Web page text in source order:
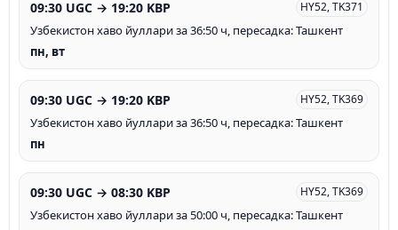
09:30 UGC → 19:20 KBP HY52, TK371
Узбекистон хаво йуллари за 36:50 ч, пересадка: Ташкент
пн, вт
09:30 UGC → 19:20 KBP HY52, TK369
Узбекистон хаво йуллари за 36:50 ч, пересадка: Ташкент
пн
09:30 UGC → 08:30 KBP HY52, TK369
Узбекистон хаво йуллари за 50:00 ч, пересадка: Ташкент